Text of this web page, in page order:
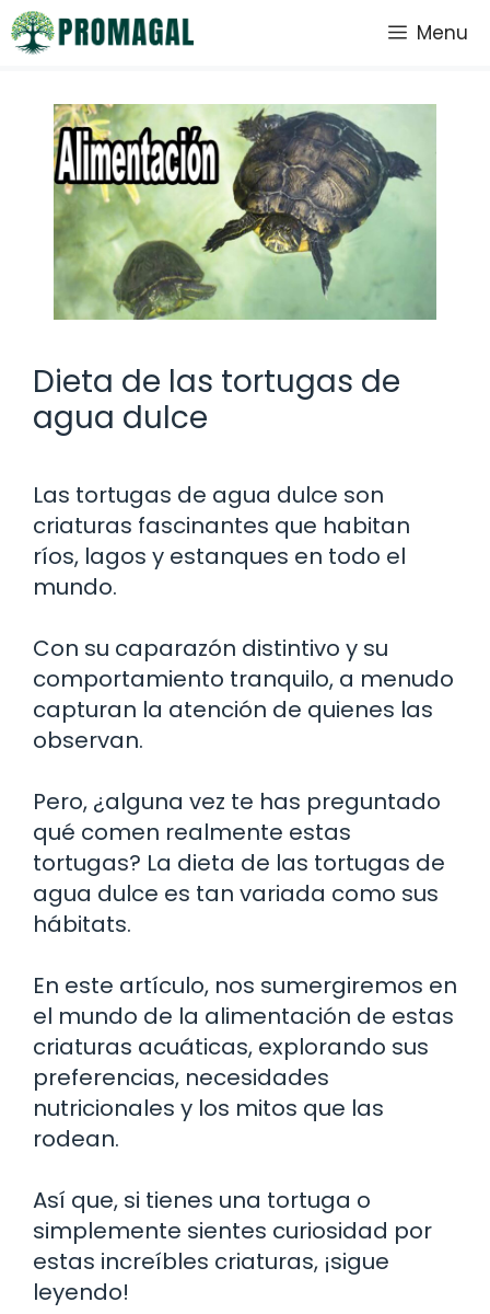
Saltar
al
Menu
Dieta de las tortugas de
agua dulce
Las tortugas de agua dulce son
criaturas fascinantes que habitan
ríos, lagos y estanques en todo el
mundo.
Con su caparazón distintivo y su
comportamiento tranquilo, a menudo
capturan la atención de quienes las
observan.
Pero, ¿alguna vez te has preguntado
qué comen realmente estas
tortugas? La dieta de las tortugas de
agua dulce es tan variada como sus
hábitats.
En este artículo, nos sumergiremos en
el mundo de la alimentación de estas
criaturas acuáticas, explorando sus
preferencias, necesidades
nutricionales y los mitos que las
rodean.
Así que, si tienes una tortuga o
simplemente sientes curiosidad por
estas increíbles criaturas, ¡sigue
leyendo!